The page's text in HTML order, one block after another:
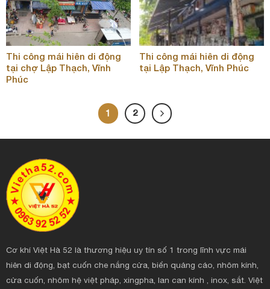
Thi công mái hiên di động
tại chợ Lập Thạch, Vĩnh
Phúc
Thi công mái hiên di động
tại Lập Thạch, Vĩnh Phúc
1 2
Cơ khí Việt Hà 52 là thương hiệu uy tín số 1 trong lĩnh vực mái
hiên di động, bạt cuốn che nắng cửa, biển quảng cáo, nhôm kính,
cửa cuốn, nhôm hệ việt pháp, xingpha, lan can kính , inox, sắt. Việt